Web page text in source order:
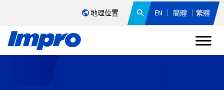
地理位置 EN 簡體 繁體